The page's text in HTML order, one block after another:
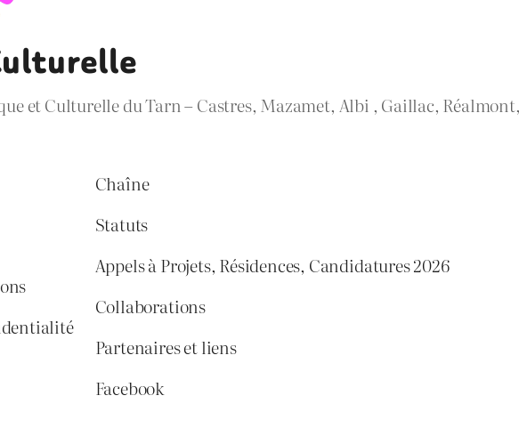
et Culturelle du Tarn – Castres, Mazamet, Albi , Gaillac,
Chaîne
Statuts
Appels à Projets, Résidences, Candidatures 2026
Collaborations
Partenaires et liens
Facebook